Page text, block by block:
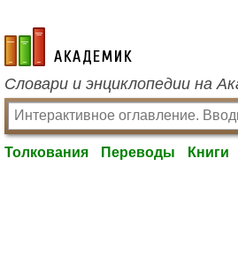
academic.ru
Словари и энциклопедии на
Толкования Переводы Книги